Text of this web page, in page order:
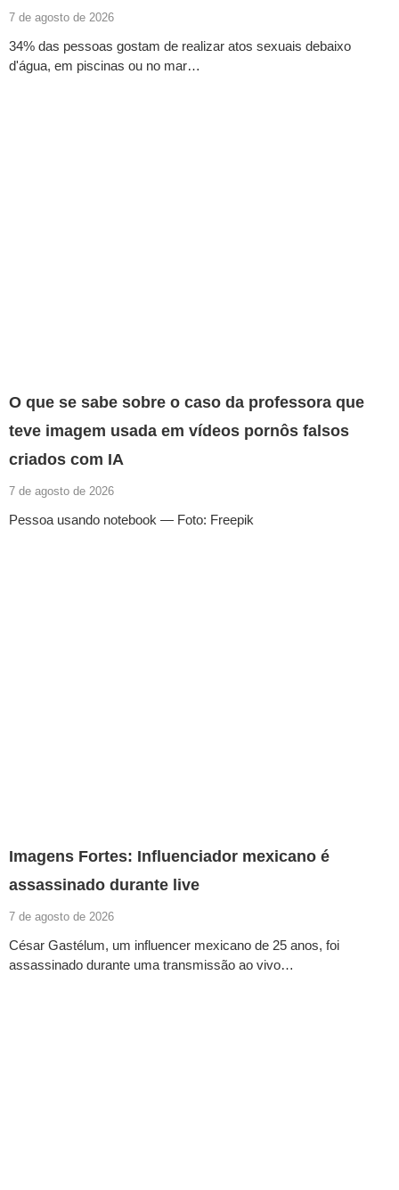
7 de agosto de 2026
34% das pessoas gostam de realizar atos sexuais debaixo
d'água, em piscinas ou no mar…
O que se sabe sobre o caso da professora que
teve imagem usada em vídeos pornôs falsos
criados com IA
7 de agosto de 2026
Pessoa usando notebook — Foto: Freepik
Imagens Fortes: Influenciador mexicano é
assassinado durante live
7 de agosto de 2026
César Gastélum, um influencer mexicano de 25 anos, foi
assassinado durante uma transmissão ao vivo…